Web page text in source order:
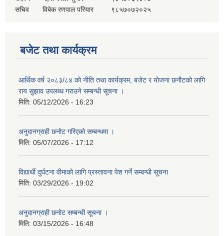
सचिव
विबेक रणपाल परियार ९८५७०७२०२५
बजेट तथा कार्यक्रम
आर्थिक वर्ष २०८३/८४ को नीति तथा कार्यक्रम, बजेट र योजना छनौटको लागि
राय सुझाव उपलब्ध गराउने सम्बन्धी सूचना ।
मिति: 05/12/2026 - 16:23
अनुदानग्राही छनोट गरिएको सम्बन्धमा ।
मिति: 05/07/2026 - 17:12
विद्यार्थी दुर्घटना वीमाको लागि प्रस्तावना पेश गर्ने सम्बन्धी सूचना
मिति: 03/29/2026 - 19:02
अनुदानग्राही छनोट सम्बन्धी सूचना ।
मिति: 03/15/2026 - 16:48